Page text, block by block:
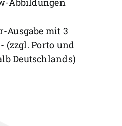
Ausgabe mit 3
(zzgl. Porto und
Deutschlands)